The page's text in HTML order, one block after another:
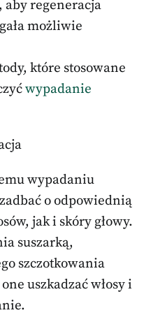
aby regeneracja
możliwie
które stosowane
wypadanie
wypadaniu
o odpowiednią
jak i skóry głowy.
suszarką,
szczotkowania
uszkadzać włosy i